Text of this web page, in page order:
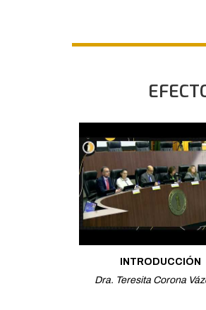
INTRODUCCIÓN
Dra. Teresita Corona